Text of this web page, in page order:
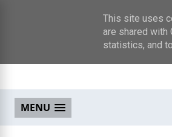
MENU
This site uses
are shared with
statistics, and